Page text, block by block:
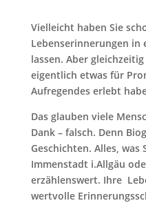
Vielleicht haben Sie
Lebenserinnerungen in
lassen. Aber
eigentlich etwas für
Aufregendes erlebt
Das glauben viele
Dank – falsch. Denn
Geschichten. Alles,
Immenstadt i.Allgäu
erzählenswert. Ihre
wertvolle